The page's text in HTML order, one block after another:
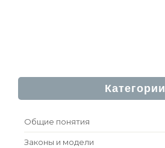
Категории
Общие понятия
Законы и модели